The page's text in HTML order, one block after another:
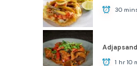
30
1 hr 10